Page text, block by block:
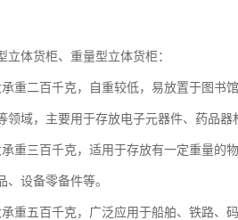
体货柜、重量型立体货柜：
重二百千克，自重较低，易放置于图书
域，主要用于存放电子元器件、药品器
重三百千克，适用于存放有一定重量的
设备零备件等。
重五百千克，广泛应用于船舶、铁路、